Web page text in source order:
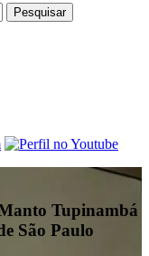
Tupinambá
São Paulo